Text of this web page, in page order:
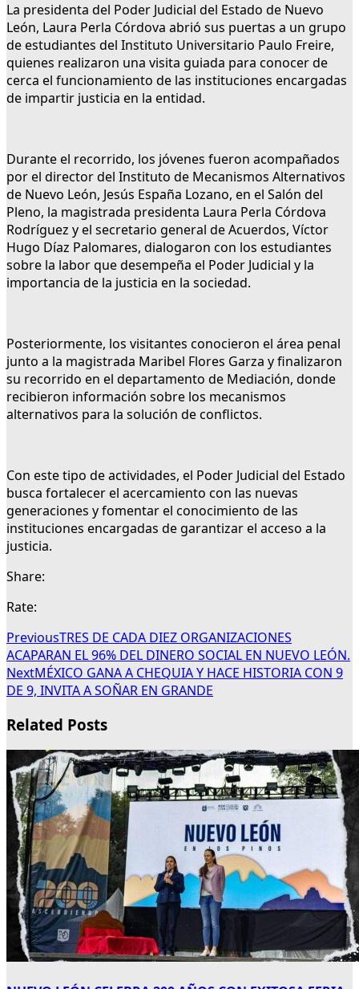
La presidenta del Poder Judicial del Estado de Nuevo
León, Laura Perla Córdova abrió sus puertas a un grupo
de estudiantes del Instituto Universitario Paulo Freire,
quienes realizaron una visita guiada para conocer de
cerca el funcionamiento de las instituciones encargadas
de impartir justicia en la entidad.
Durante el recorrido, los jóvenes fueron acompañados
por el director del Instituto de Mecanismos Alternativos
de Nuevo León, Jesús España Lozano, en el Salón del
Pleno, la magistrada presidenta Laura Perla Córdova
Rodríguez y el secretario general de Acuerdos, Víctor
Hugo Díaz Palomares, dialogaron con los estudiantes
sobre la labor que desempeña el Poder Judicial y la
importancia de la justicia en la sociedad.
Posteriormente, los visitantes conocieron el área penal
junto a la magistrada Maribel Flores Garza y finalizaron
su recorrido en el departamento de Mediación, donde
recibieron información sobre los mecanismos
alternativos para la solución de conflictos.
Con este tipo de actividades, el Poder Judicial del Estado
busca fortalecer el acercamiento con las nuevas
generaciones y fomentar el conocimiento de las
instituciones encargadas de garantizar el acceso a la
justicia.
Share:
Rate:
PreviousTRES DE CADA DIEZ ORGANIZACIONES
ACAPARAN EL 96% DEL DINERO SOCIAL EN NUEVO LEÓN.
NextMÉXICO GANA A CHEQUIA Y HACE HISTORIA CON 9
DE 9, INVITA A SOÑAR EN GRANDE
Related Posts